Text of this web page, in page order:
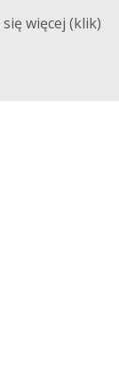
więcej (klik)